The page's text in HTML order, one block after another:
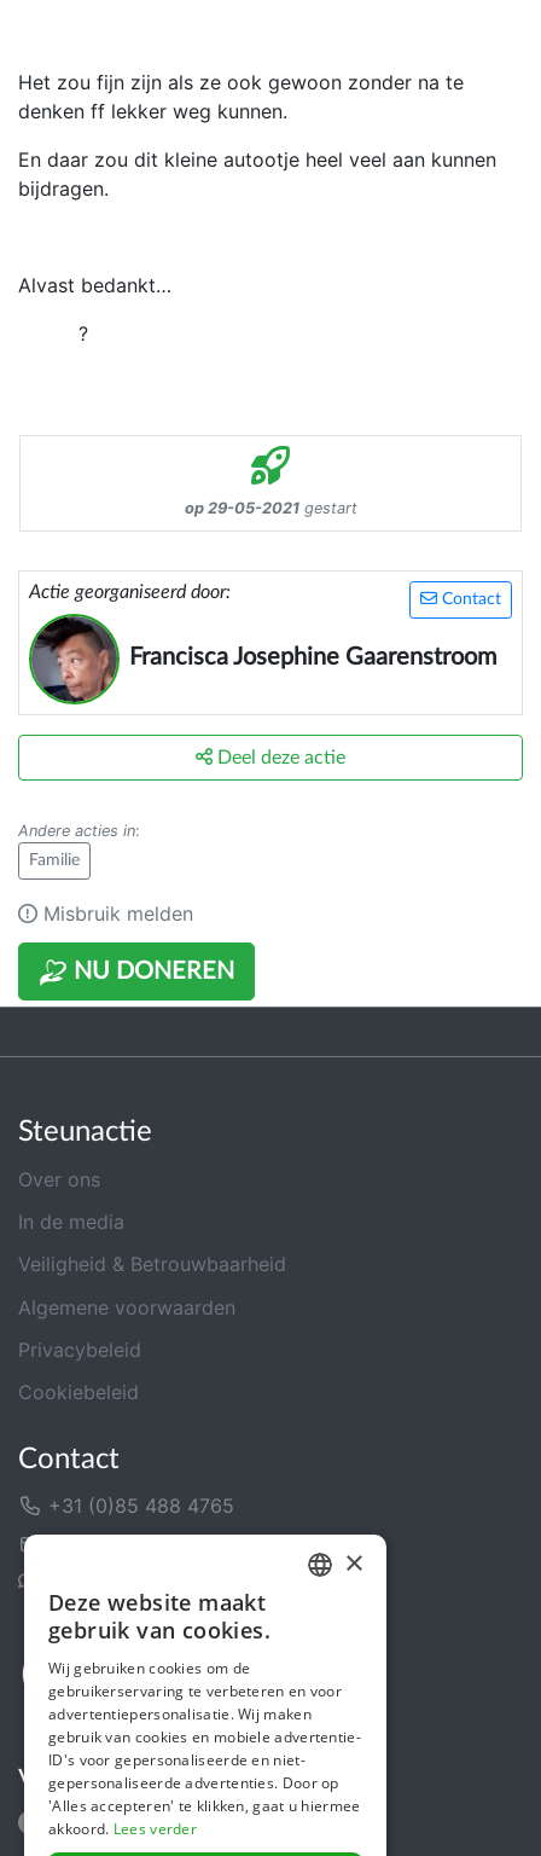
Het zou fijn zijn als ze ook gewoon zonder na te
denken ff lekker weg kunnen.
En daar zou dit kleine autootje heel veel aan kunnen
bijdragen.
Alvast bedankt…
?
op 29-05-2021gestart
Contact
Actie georganiseerd door:
Francisca Josephine Gaarenstroom
NU DONEREN
Deel deze actie
Andere acties in:
Familie
Misbruik melden
Steunactie
Over ons
In de media
Veiligheid & Betrouwbaarheid
Algemene voorwaarden
Privacybeleid
Cookiebeleid
Contact
+31 (0)85 488 4765
Volg ons
ENGLISH
×
Deze website maakt
gebruik van cookies.
Wij gebruiken cookies om de
gebruikerservaring te verbeteren en voor
advertentiepersonalisatie. Wij maken
gebruik van cookies en mobiele advertentie-
ID's voor gepersonaliseerde en niet-
gepersonaliseerde advertenties. Door op
'Alles accepteren' te klikken, gaat u hiermee
akkoord. Lees verder